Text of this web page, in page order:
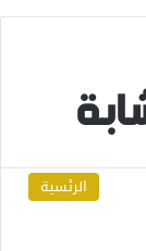
الرئسية